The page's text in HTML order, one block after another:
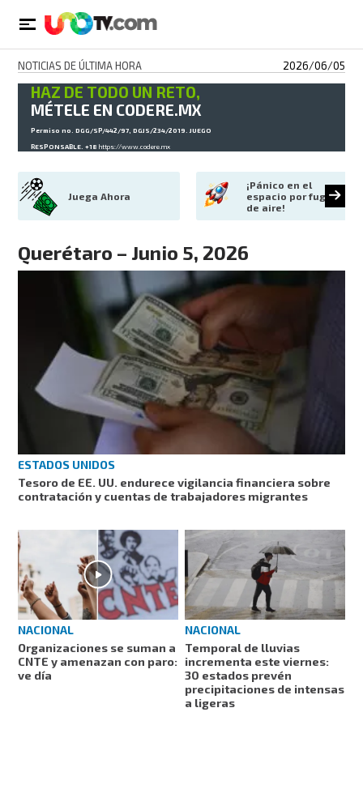
NOTICIAS DE ÚLTIMA HORA 2026/06/05
HAZ DE TODO UN RETO,
MÉTELE EN CODERE.MX
Permiso no. DGG/SP/442/97, DGJS/234/2019. JUEGO
RESPONSABLE. +18https://www.codere.mx
Juega Ahora
¡Pánico en el
espacio por fuga
de aire!
Querétaro – Junio 5, 2026
ESTADOS UNIDOS
Tesoro de EE. UU. endurece vigilancia financiera sobre
contratación y cuentas de trabajadores migrantes
NACIONAL
Organizaciones se suman a
CNTE y amenazan con paro:
ve día
NACIONAL
Temporal de lluvias
incrementa este viernes:
30 estados prevén
precipitaciones de intensas
a ligeras